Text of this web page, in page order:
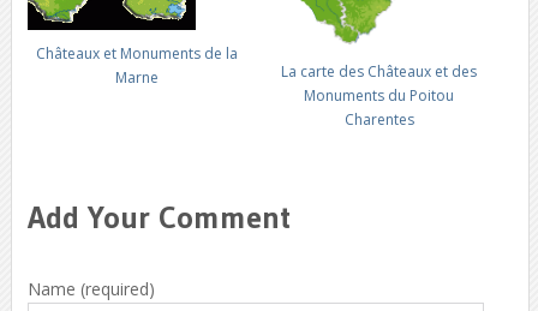
Châteaux et Monuments de la
Marne
La carte des Châteaux et des
Monuments du Poitou
Charentes
Add Your Comment
Name (required)